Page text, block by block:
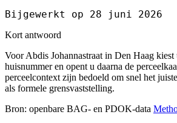
Bijgewerkt op 28 juni 2026
Kort antwoord
Voor Abdis Johannastraat in Den Haag kiest
huisnummer en opent u daarna de
perceelcontext zijn bedoeld om snel het
als formele grensvaststelling.
Bron: openbare BAG- en PDOK-data